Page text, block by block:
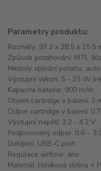
Parametry produktu:
Rozměry: 97.2 x 28.5 x 15.5
Způsob potahování: MTL
Metody spínání potahu:
Výstupní výkon: 5 - 25 W
Kapacita baterie: 900 mAh
Objem cartridge v balení: 3
Odpor cartridge v balení:
Výstupní napětí: 3.2 - 4.2 V
Podporovaný odpor: 0.6 -.
Dobíjení: USB-C port
Regulace airflow: ano
Materiál: hliníková slitina +